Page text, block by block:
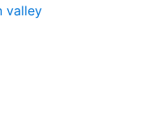
valley